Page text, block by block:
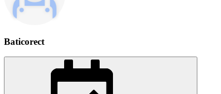
Baticorect